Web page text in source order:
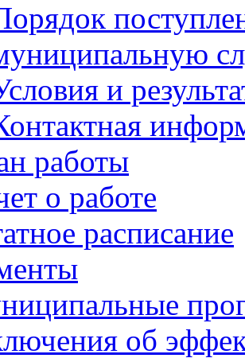
и
работы
о работе
расписание
об